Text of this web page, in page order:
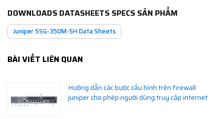
DOWNLOADS DATASHEETS SPECS SẢN PHẨM
Juniper SSG-350M-SH Data Sheets
BÀI VIẾT LIÊN QUAN
Hướng dẫn các bước cấu hình trên firewall
juniper cho phép người dùng truy cập internet